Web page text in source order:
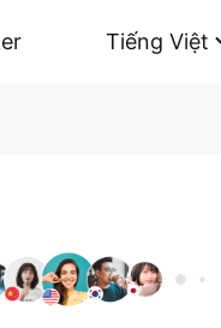
Tiếng Việt